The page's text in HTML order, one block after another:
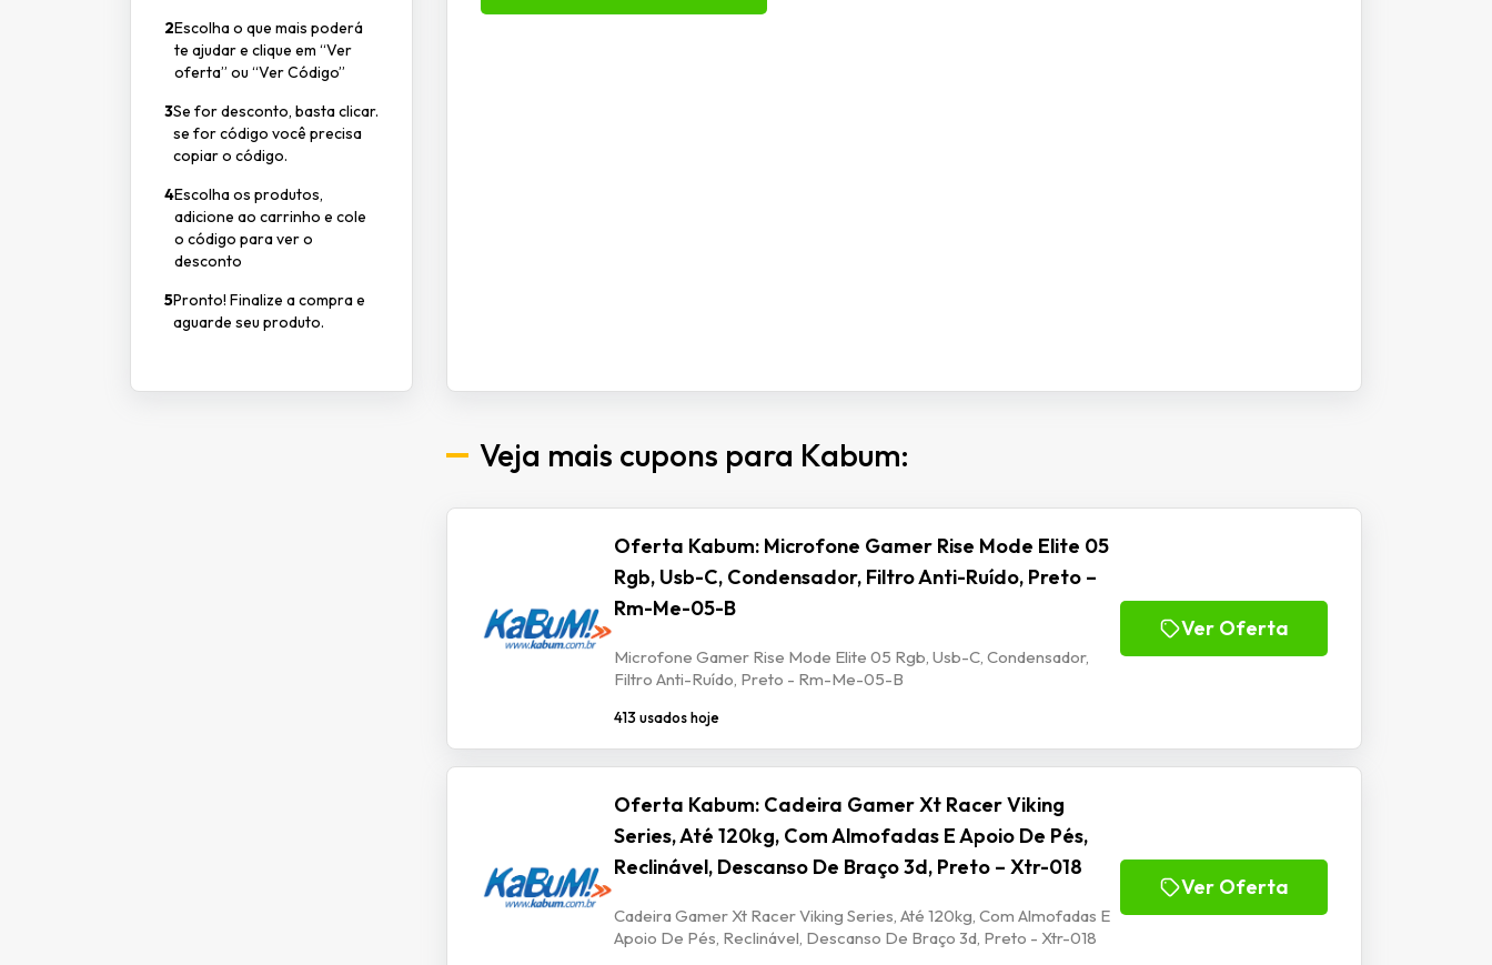
2Escolha o que mais poderá
te ajudar e clique em “Ver
oferta” ou “Ver Código”
3Se for desconto, basta clicar.
se for código você precisa
copiar o código.
4Escolha os produtos,
adicione ao carrinho e cole
o código para ver o
desconto
5Pronto! Finalize a compra e
aguarde seu produto.
Veja mais cupons para Kabum:
Oferta Kabum: Microfone Gamer Rise Mode Elite 05
Rgb, Usb-C, Condensador, Filtro Anti-Ruído, Preto –
Rm-Me-05-B
Microfone Gamer Rise Mode Elite 05 Rgb, Usb-C, Condensador,
Filtro Anti-Ruído, Preto - Rm-Me-05-B
413 usados hoje
Ver Oferta
Oferta Kabum: Cadeira Gamer Xt Racer Viking
Series, Até 120kg, Com Almofadas E Apoio De Pés,
Reclinável, Descanso De Braço 3d, Preto – Xtr-018
Cadeira Gamer Xt Racer Viking Series, Até 120kg, Com Almofadas E
Apoio De Pés, Reclinável, Descanso De Braço 3d, Preto - Xtr-018
Ver Oferta